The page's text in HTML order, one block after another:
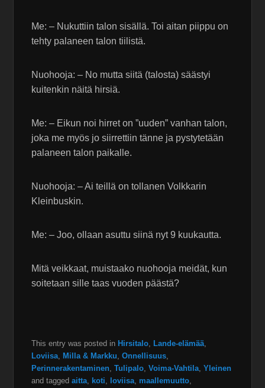
Me: – Nukuttiin talon sisällä. Toi aitan piippu on
tehty palaneen talon tiilistä.
Nuohooja: – No mutta siitä (talosta) säästyi
kuitenkin näitä hirsiä.
Me: – Eikun noi hirret on ”uuden” vanhan talon,
joka me myös jo siirrettiin tänne ja pystytetään
palaneen talon paikalle.
Nuohooja: – Ai teillä on tollanen Volkkarin
Kleinbuskin.
Me: – Joo, ollaan asuttu siinä nyt 9 kuukautta.
Mitä veikkaat, muistaako nuohooja meidät, kun
soitetaan sille taas vuoden päästä?
This entry was posted in Hirsitalo, Lande-elämää,
Loviisa, Milla & Markku,Onnellisuus,
Perinnerakentaminen,Tulipalo,Voima-Vahtila,Yleinen
and taggedaitta, koti, loviisa, maallemuutto,